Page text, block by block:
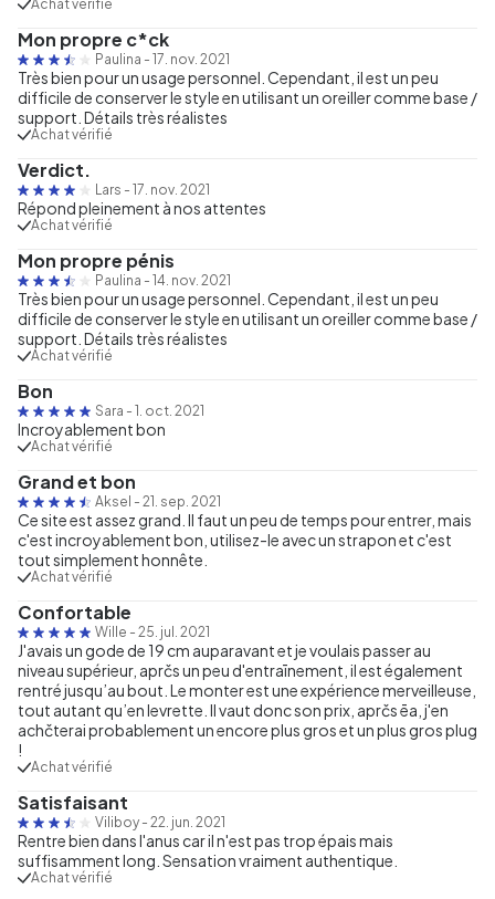
Achat vérifié
Mon propre c*ck
Paulina - 17. nov. 2021
Très bien pour un usage personnel. Cependant, il est un peu
difficile de conserver le style en utilisant un oreiller comme base /
support. Détails très réalistes
Achat vérifié
Verdict.
Lars - 17. nov. 2021
Répond pleinement à nos attentes
Achat vérifié
Mon propre pénis
Paulina - 14. nov. 2021
Très bien pour un usage personnel. Cependant, il est un peu
difficile de conserver le style en utilisant un oreiller comme base /
support. Détails très réalistes
Achat vérifié
Bon
Sara - 1. oct. 2021
Incroyablement bon
Achat vérifié
Grand et bon
Aksel - 21. sep. 2021
Ce site est assez grand. Il faut un peu de temps pour entrer, mais
c'est incroyablement bon, utilisez-le avec un strapon et c'est
tout simplement honnête.
Achat vérifié
Confortable
Wille - 25. jul. 2021
J'avais un gode de 19 cm auparavant et je voulais passer au
niveau supérieur, aprčs un peu d'entraīnement, il est également
rentré jusqu’au bout. Le monter est une expérience merveilleuse,
tout autant qu’en levrette. Il vaut donc son prix, aprčs ēa, j'en
achčterai probablement un encore plus gros et un plus gros plug
!
Achat vérifié
Satisfaisant
Viliboy - 22. jun. 2021
Rentre bien dans l'anus car il n'est pas trop épais mais
suffisamment long. Sensation vraiment authentique.
Achat vérifié